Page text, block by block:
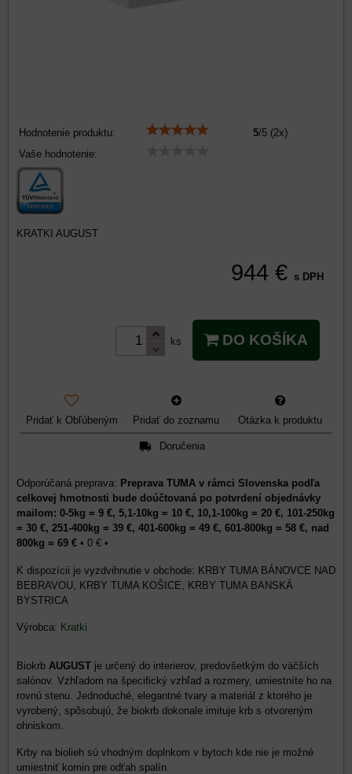
Hodnotenie produktu: 5/5 (2x)
Vaše hodnotenie:
KRATKI AUGUST
944 € s DPH
ks DO KOŠÍKA
Pridať k Obľúbeným Pridať do zoznamu Otázka k produktu
Doručenia
Preprava TUMA v rámci Slovenska podľa
celkovej hmotnosti bude doúčtovaná po potvrdení objednávky
mailom: 0-5kg = 9 €, 5,1-10kg = 10 €, 10,1-100kg = 20 €, 101-250kg
= 30 €, 251-400kg = 39 €, 401-600kg = 49 €, 601-800kg = 58 €, nad
800kg = 69 € • 0 € •
KRBY TUMA BÁNOVCE NAD
BEBRAVOU, KRBY TUMA KOŠICE, KRBY TUMA BANSKÁ
BYSTRICA
Výrobca: Kratki
Biokrb AUGUST je určený do interierov, predovšetkým do väčších
salónov. Vzhľadom na špecifický vzhľad a rozmery, umiestníte ho na
rovnú stenu. Jednoduché, elegantné tvary a materiál z ktorého je
vyrobený, spôsobujú, že biokrb dokonale imituje krb s otvoreným
ohniskom.
Krby na biolieh sú vhodným doplnkom v bytoch kde nie je možné
umiestniť komin pre odťah spalín.